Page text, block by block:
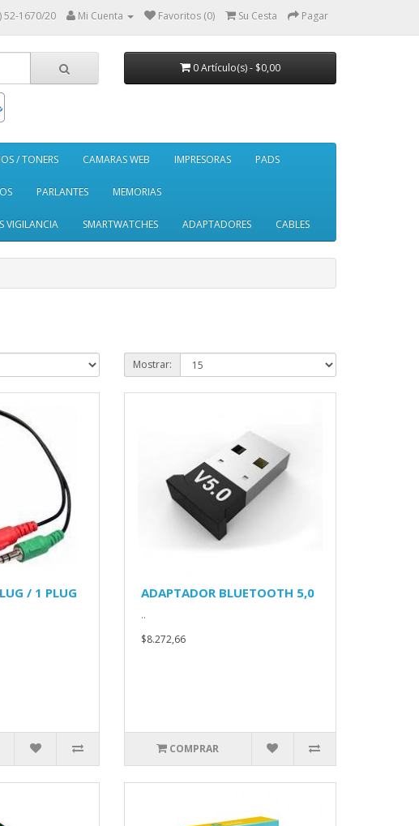
52-1670/20 Mi Cuenta Favoritos (0) Su Cesta Pagar
0 Artículo(s) - $0,00
/ TONERS CAMARAS WEB IMPRESORAS PADS
PARLANTES MEMORIAS
VIGILANCIA SMARTWATCHES ADAPTADORES CABLES
Mostrar:
/ 1 PLUG
ADAPTADOR BLUETOOTH 5,0
..
$8.272,66
COMPRAR